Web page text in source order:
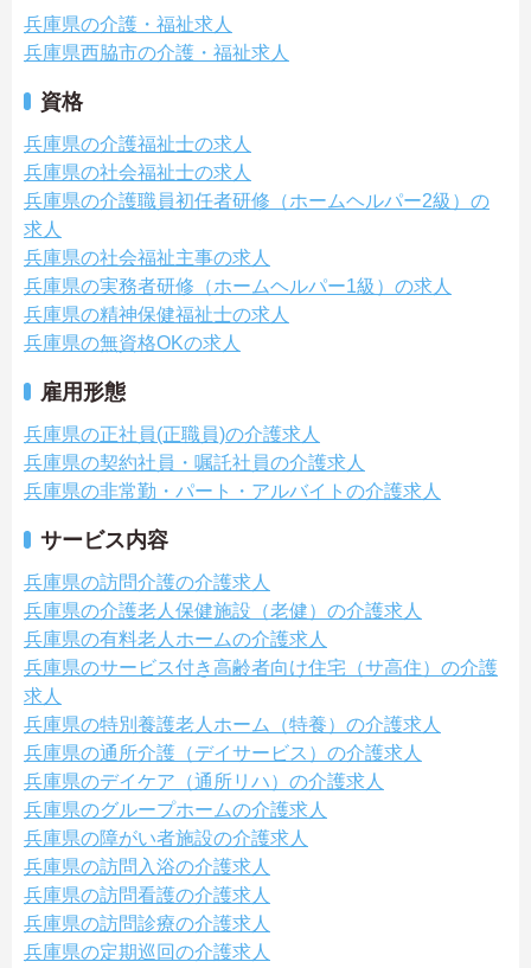
兵庫県の介護・福祉求人
兵庫県西脇市の介護・福祉求人
資格
兵庫県の介護福祉士の求人
兵庫県の社会福祉士の求人
兵庫県の介護職員初任者研修（ホームヘルパー2級）の
求人
兵庫県の社会福祉主事の求人
兵庫県の実務者研修（ホームヘルパー1級）の求人
兵庫県の精神保健福祉士の求人
兵庫県の無資格OKの求人
雇用形態
兵庫県の正社員(正職員)の介護求人
兵庫県の契約社員・嘱託社員の介護求人
兵庫県の非常勤・パート・アルバイトの介護求人
サービス内容
兵庫県の訪問介護の介護求人
兵庫県の介護老人保健施設（老健）の介護求人
兵庫県の有料老人ホームの介護求人
兵庫県のサービス付き高齢者向け住宅（サ高住）の介護
求人
兵庫県の特別養護老人ホーム（特養）の介護求人
兵庫県の通所介護（デイサービス）の介護求人
兵庫県のデイケア（通所リハ）の介護求人
兵庫県のグループホームの介護求人
兵庫県の障がい者施設の介護求人
兵庫県の訪問入浴の介護求人
兵庫県の訪問看護の介護求人
兵庫県の訪問診療の介護求人
兵庫県の定期巡回の介護求人